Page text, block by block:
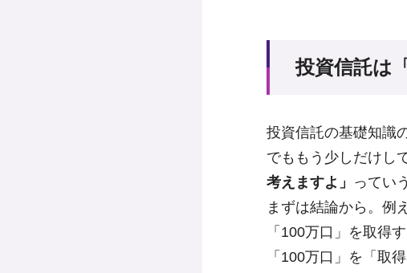
投資信託は
投資信託の基礎知識
でももう少しだけし
考えますよ」 ってい
まずは結論から。例
「100万口」を取得
「100万口」を「取